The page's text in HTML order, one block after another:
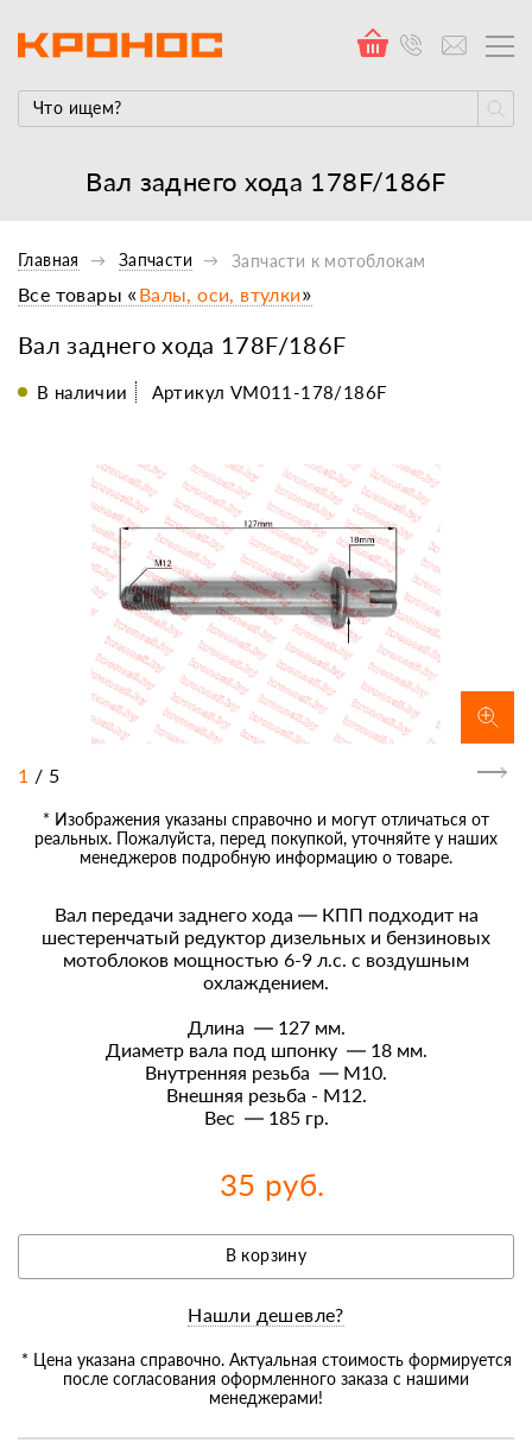
Вал заднего хода 178F/186F
Главная Запчасти Запчасти к мотоблокам
Вал заднего хода 178F/186F
Все товары «Валы, оси, втулки»
В наличии Артикул VM011-178/186F
1 / 5
* Изображения указаны справочно и могут отличаться от
реальных. Пожалуйста, перед покупкой, уточняйте у наших
менеджеров подробную информацию о товаре.
Вал передачи заднего хода — КПП подходит на
шестеренчатый редуктор дизельных и бензиновых
мотоблоков мощностью 6-9 л.с. с воздушным
охлаждением.
Длина — 127 мм.
Диаметр вала под шпонку — 18 мм.
Внутренняя резьба — M10.
Внешняя резьба - М12.
Вес — 185 гр.
35 руб.
В корзину
Нашли дешевле?
* Цена указана справочно. Актуальная стоимость формируется
после согласования оформленного заказа с нашими
менеджерами!